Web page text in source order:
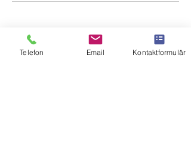
Skicka ett meddelande, det kostar inget och du
Telefon Email Kontaktformulär